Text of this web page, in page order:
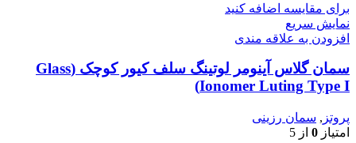
برای مقایسه اضافه کنید
نمایش سریع
افزودن به علاقه مندی
سمان گلاس آینومر لوتینگ سلف کیور کوچک (Glass
Ionomer Luting Type I)
پروتز , سمان رزینی
امتیاز 0 از 5